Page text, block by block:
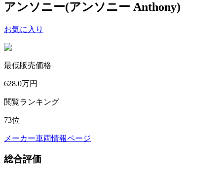
アンソニー(アンソニー Anthony)
お気に入り
最低販売価格
628.0万円
閲覧ランキング
73位
メーカー車両情報ページ
総合評価